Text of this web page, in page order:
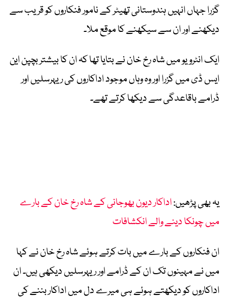
گزرا جہاں انہیں ہندوستانی تھیٹر کے نامور فنکاروں کو قریب سے
دیکھنے اور ان سے سیکھنے کا موقع ملا۔
ایک انٹرویو میں شاہ رخ خان نے بتایا تھا کہ ان کا بیشتر بچپن این
ایس ڈی میں گزرا اور وہ وہاں موجود اداکاروں کی ریہرسلیں اور
ڈرامے باقاعدگی سے دیکھا کرتے تھے۔
یہ بھی پڑھیں:اداکار دیون بھوجانی کے شاہ رخ خان کے بارے
میں چونکا دینے والے انکشافات
ان فنکاروں کے بارے میں بات کرتے ہوئے شاہ رخ خان نے کہا
میں نے مہینوں تک ان کے ڈرامے اور ریہرسلیں دیکھی ہیں۔ ان
اداکاروں کو دیکھتے ہوئے ہی میرے دل میں اداکار بننے کی